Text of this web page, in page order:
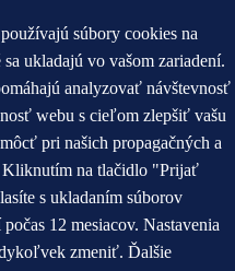
súbory cookies na
ukladajú vo vašom zariadení.
analyzovať návštevnosť
webu s cieľom zlepšiť vašu
pri našich propagačných a
na tlačidlo "Prijať
s ukladaním súborov
12 mesiacov. Nastavenia
zmeniť. Ďalšie